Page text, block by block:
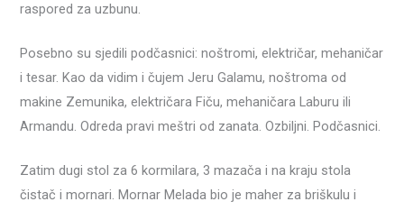
raspored za uzbunu.
Posebno su sjedili podčasnici: noštromi, električar, mehaničar
i tesar. Kao da vidim i čujem Jeru Galamu, noštroma od
makine Zemunika, električara Fiču, mehaničara Laburu ili
Armandu. Odreda pravi meštri od zanata. Ozbiljni. Podčasnici.
Zatim dugi stol za 6 kormilara, 3 mazača i na kraju stola
čistač i mornari. Mornar Melada bio je maher za briškulu i